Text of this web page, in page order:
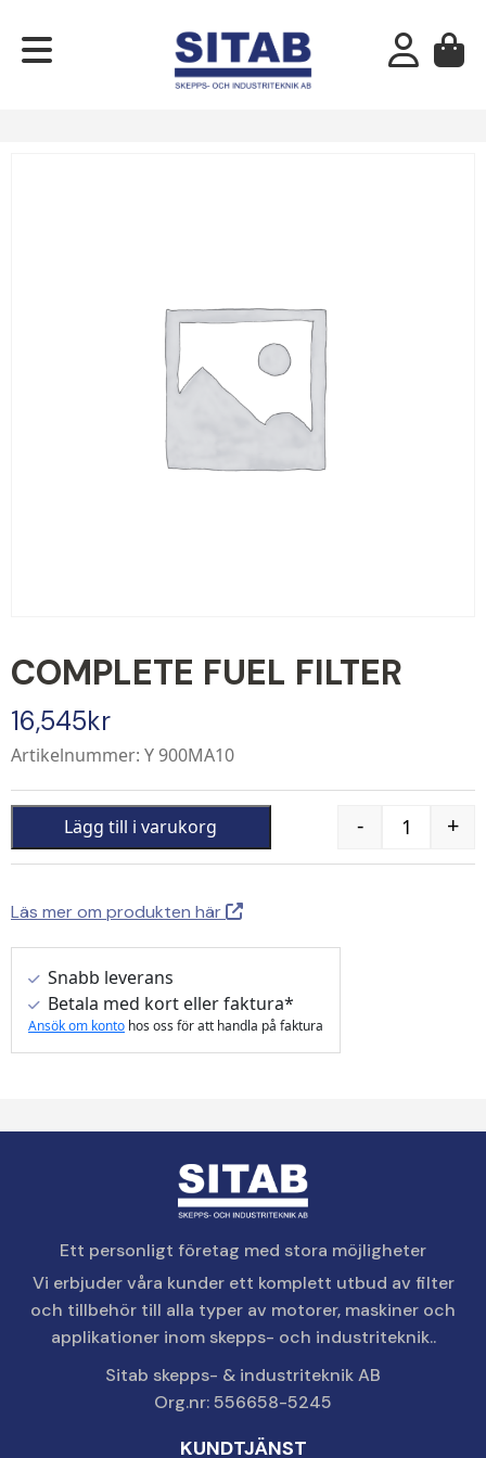
COMPLETE FUEL FILTER
16,545kr
Artikelnummer: Y 900MA10
Quantity
- +
Lägg till i varukorg
Läs mer om produkten här
Snabb leverans
Betala med kort eller faktura*
Ansök om konto hos oss för att handla på faktura
Ett personligt företag med stora möjligheter
Vi erbjuder våra kunder ett komplett utbud av filter
och tillbehör till alla typer av motorer, maskiner och
applikationer inom skepps- och industriteknik..
Sitab skepps- & industriteknik AB
Org.nr: 556658-5245
KUNDTJÄNST